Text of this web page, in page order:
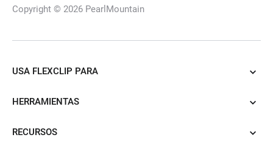
Copyright © 2026 PearlMountain
USA FLEXCLIP PARA
HERRAMIENTAS
RECURSOS